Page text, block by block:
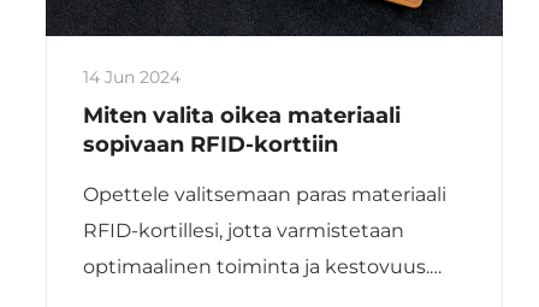
14 Jun 2024
Miten valita oikea materiaali
sopivaan RFID-korttiin
Opettele valitsemaan paras materiaali
RFID-kortillesi, jotta varmistetaan
optimaalinen toiminta ja kestovuus.